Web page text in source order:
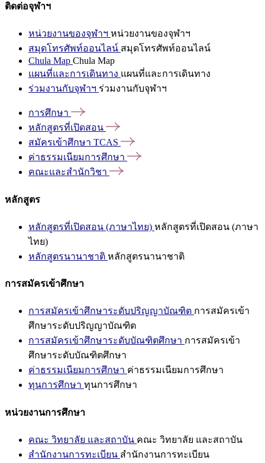
ติดต่อจุฬาฯ
หน่วยงานของจุฬาฯ หน่วยงานของจุฬาฯ
สมุดโทรศัพท์ออนไลน์ สมุดโทรศัพท์ออนไลน์
Chula Map Chula Map
แผนที่และการเดินทาง แผนที่และการเดินทาง
ร่วมงานกับจุฬาฯ ร่วมงานกับจุฬาฯ
การศึกษา
หลักสูตรที่เปิดสอน
สมัครเข้าศึกษา TCAS
ค่าธรรมเนียมการศึกษา
คณะและสำนักวิชา
หลักสูตร
หลักสูตรที่เปิดสอน (ภาษาไทย) หลักสูตรที่เปิดสอน (ภาษา
ไทย)
หลักสูตรนานาชาติ หลักสูตรนานาชาติ
การสมัครเข้าศึกษา
การสมัครเข้าศึกษาระดับปริญญาบัณฑิต การสมัครเข้า
ศึกษาระดับปริญญาบัณฑิต
การสมัครเข้าศึกษาระดับบัณฑิตศึกษา การสมัครเข้า
ศึกษาระดับบัณฑิตศึกษา
ค่าธรรมเนียมการศึกษา ค่าธรรมเนียมการศึกษา
ทุนการศึกษา ทุนการศึกษา
หน่วยงานการศึกษา
คณะ วิทยาลัย และสถาบัน คณะ วิทยาลัย และสถาบัน
สำนักงานการทะเบียน สำนักงานการทะเบียน